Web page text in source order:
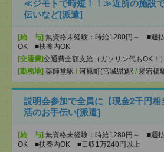
≪ジモトで時短！！≫近所の施設
伝いなど[派遣]
[給 与] 無資格未経験：時給1280円～ ■週
OK ■扶養内OK
[交通費]交通費全額支給（ガソリン代もOK！）
[勤務地] 薬師堂駅 / 河原町(宮城県)駅 / 愛宕橋
説明会参加で全員に【現金2千円相
活のお手伝い[派遣]
[給 与] 無資格未経験：時給1280円～ ■週
OK ■扶養内OK ■日収1万240円以上